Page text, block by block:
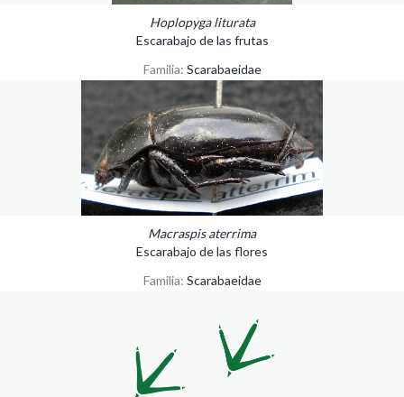
Hoplopyga liturata
Escarabajo de las frutas
Familia: Scarabaeidae
Macraspis aterrima
Escarabajo de las flores
Familia: Scarabaeidae